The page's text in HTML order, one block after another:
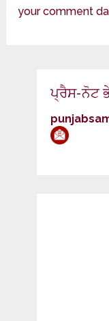
your comment
ਪ੍ਰੈਸ-ਨੋਟ